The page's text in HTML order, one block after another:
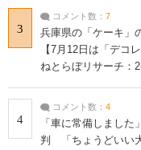
3
コメント数： 7
兵庫県の「ケーキ」
【7月12日は「デコ
ねとらぼリサーチ：
4
コメント数： 4
「車に常備しまし
判 「ちょうどいい